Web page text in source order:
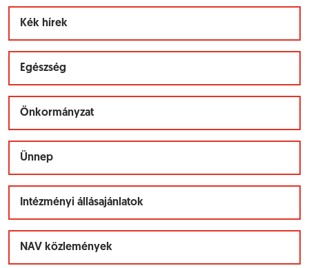
Kék hírek
Egészség
Önkormányzat
Ünnep
Intézményi állásajánlatok
NAV közlemények